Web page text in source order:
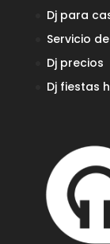
Dj para
Servicio
Dj precios
Dj fiestas